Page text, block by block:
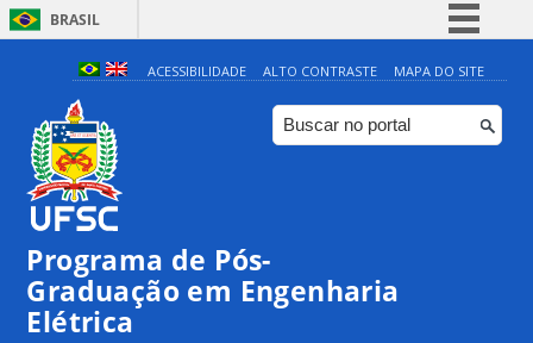
BRASIL
Simplifique!
Comunica BR
Participe
ACESSIBILIDADE ALTO CONTRASTE MAPA DO SITE
Programa de Pós-
Graduação em Engenharia
Elétrica